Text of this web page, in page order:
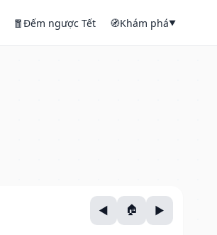
🧧Đếm ngược Tết 🧭Khám phá▼